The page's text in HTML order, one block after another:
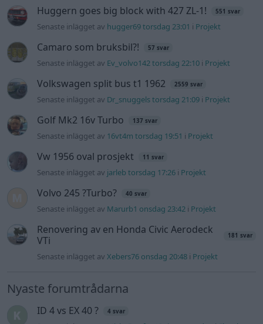
Huggern goes big block with 427 ZL-1! 551 svar
Senaste inlägget av hugger69 torsdag 23:01 i Projekt
Camaro som bruksbil?! 57 svar
Senaste inlägget av Ev_volvo142 torsdag 22:10 i Projekt
Volkswagen split bus t1 1962 2559 svar
Senaste inlägget av Dr_snuggels torsdag 21:09 i Projekt
Golf Mk2 16v Turbo 137 svar
Senaste inlägget av 16vt4m torsdag 19:51 i Projekt
Vw 1956 oval prosjekt 11 svar
Senaste inlägget av jarleb torsdag 17:26 i Projekt
Volvo 245 ?Turbo? 40 svar
Senaste inlägget av Marurb1 onsdag 23:42 i Projekt
Renovering av en Honda Civic Aerodeck
VTi
181 svar
Senaste inlägget avXebers76 onsdag 20:48 i Projekt
Nyaste forumtrådarna
ID 4 vs EX 40 ? 4 svar